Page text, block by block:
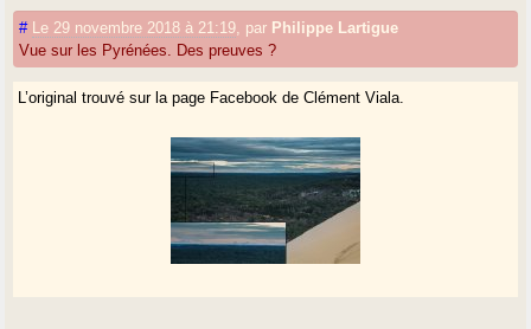
# Le 29 novembre 2018 à 21:19 par Philippe Lartigue
Vue sur les Pyrénées. Des preuves ?
L’original trouvé sur la page Facebook de Clément Viala.